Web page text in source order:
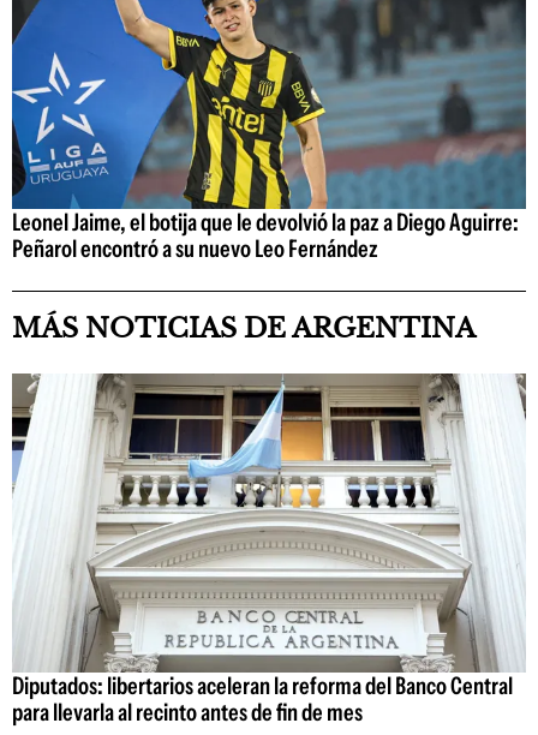
Leonel Jaime, el botija que le devolvió la paz a Diego Aguirre:
Peñarol encontró a su nuevo Leo Fernández
MÁS NOTICIAS DE ARGENTINA
Diputados: libertarios aceleran la reforma del Banco Central
para llevarla al recinto antes de fin de mes